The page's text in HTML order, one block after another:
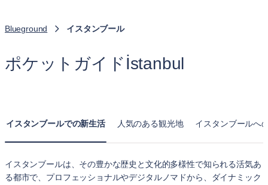
Blueground イスタンブール
ポケットガイドİstanbul
イスタンブールでの新生活 人気のある観光地 イスタンブールへ
イスタンブールは、その豊かな歴史と文化的多様性で知られる活気あ
る都市で、プロフェッショナルやデジタルノマドから、ダイナミック